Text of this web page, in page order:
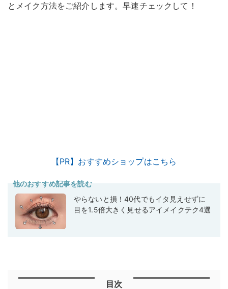
とメイク方法をご紹介します。早速チェックして！
【PR】おすすめショップはこちら
他のおすすめ記事を読む
やらないと損！40代でもイタ見えせずに
目を1.5倍大きく見せるアイメイクテク4選
目次